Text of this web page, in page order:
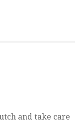
and take care